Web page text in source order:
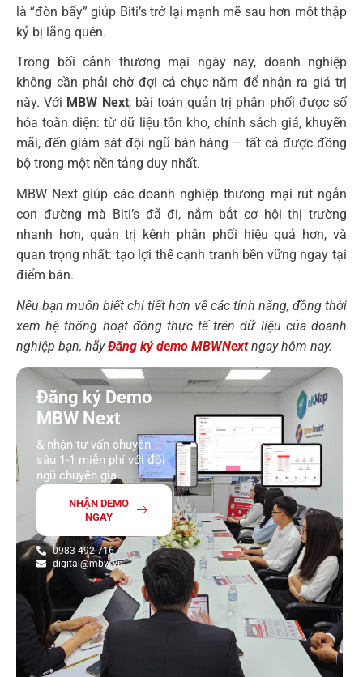
là “đòn bẩy” giúp Biti’s trở lại mạnh mẽ sau hơn một thập
kỷ bị lãng quên.
Trong bối cảnh thương mại ngày nay, doanh nghiệp
không cần phải chờ đợi cả chục năm để nhận ra giá trị
này. Với MBW Next, bài toán quản trị phân phối được số
hóa toàn diện: từ dữ liệu tồn kho, chính sách giá, khuyến
mãi, đến giám sát đội ngũ bán hàng – tất cả được đồng
bộ trong một nền tảng duy nhất.
MBW Next giúp các doanh nghiệp thương mại rút ngắn
con đường mà Biti’s đã đi, nắm bắt cơ hội thị trường
nhanh hơn, quản trị kênh phân phối hiệu quả hơn, và
quan trọng nhất: tạo lợi thế cạnh tranh bền vững ngay tại
điểm bán.
Nếu bạn muốn biết chi tiết hơn về các tính năng, đồng thời
xem hệ thống hoạt động thực tế trên dữ liệu của doanh
nghiệp bạn, hãyĐăng ký demo MBWNextngay hôm nay.
Đăng ký Demo
MBW Next
& nhận tư vấn chuyên
sâu 1-1 miễn phí với đội
ngũ chuyên gia
NHẬN DEMO
NGAY
0983 492 716
digital@mbw.vn